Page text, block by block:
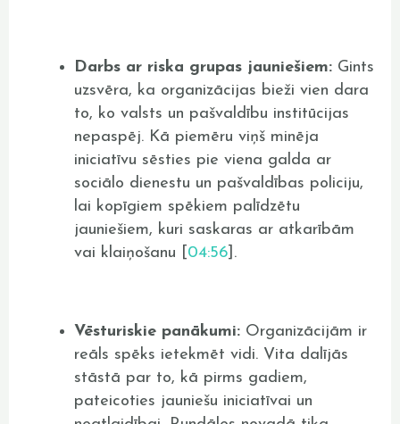
Darbs ar riska grupas jauniešiem:Gints
uzsvēra, ka organizācijas bieži vien dara
to, ko valsts un pašvaldību institūcijas
nepaspēj. Kā piemēru viņš minēja
iniciatīvu sēsties pie viena galda ar
sociālo dienestu un pašvaldības policiju,
lai kopīgiem spēkiem palīdzētu
jauniešiem, kuri saskaras ar atkarībām
vai klaiņošanu [ 04:56].
Vēsturiskie panākumi:Organizācijām ir
reāls spēks ietekmēt vidi. Vita dalījās
stāstā par to, kā pirms gadiem,
pateicoties jauniešu iniciatīvai un